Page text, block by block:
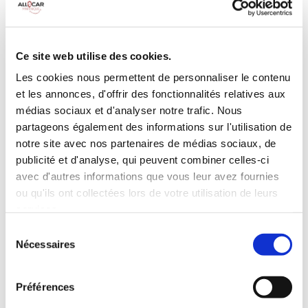
Ce site web utilise des cookies.
Les cookies nous permettent de personnaliser le contenu
et les annonces, d'offrir des fonctionnalités relatives aux
médias sociaux et d'analyser notre trafic. Nous
partageons également des informations sur l'utilisation de
notre site avec nos partenaires de médias sociaux, de
publicité et d'analyse, qui peuvent combiner celles-ci
avec d'autres informations que vous leur avez fournies
ou qu'ils ont collectées lors de votre utilisation de leurs
Nécessaires
Préférences
Galerie de toit Habillage Bois
Camera de recul
Cloison de
INCLUS À LA LOCATION
Killométrage illimité
Assurance tous risques (hors franchise)
Carburant : plein à rendre plein
CONDITIONS DE LOCATION
Age minimum :20 ans